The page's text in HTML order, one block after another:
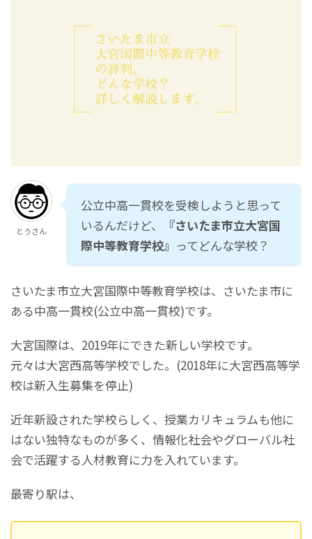
とうさん
公立中高一貫校を受検しようと思って
いるんだけど、
『さいたま市立大宮国
際中等教育学校』 ってどんな学校？
さいたま市立大宮国際中等教育学校は、さいたま市に
ある中高一貫校(公立中高一貫校)です。
大宮国際は、2019年にできた新しい学校です。
元々は大宮西高等学校でした。(2018年に大宮西高等学
校は新入生募集を停止)
近年新設された学校らしく、授業カリキュラムも他に
はない独特なものが多く、情報化社会やグローバル社
会で活躍する人材教育に力を入れています。
最寄り駅は、